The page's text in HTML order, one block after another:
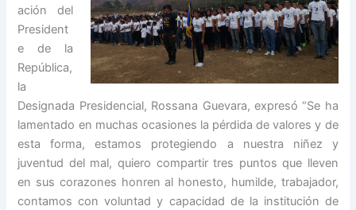
ación del
President
e de la
República,
la
Designada Presidencial, Rossana Guevara, expresó “Se ha
lamentado en muchas ocasiones la pérdida de valores y de
esta forma, estamos protegiendo a nuestra niñez y
juventud del mal, quiero compartir tres puntos que lleven
en sus corazones honren al honesto, humilde, trabajador,
contamos con voluntad y capacidad de la institución de